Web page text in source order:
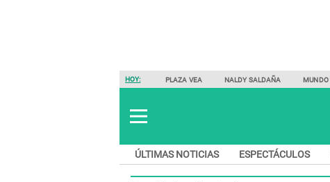
HOY: PLAZA VEA NALDY SALDAÑA MUNDO
ÚLTIMAS NOTICIAS ESPECTÁCULOS